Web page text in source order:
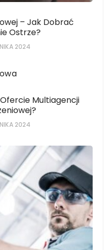
– Jak Dobrać
Ostrze?
2024
Multiagencji
2024